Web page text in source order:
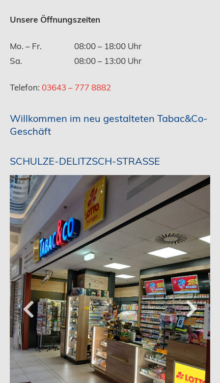
Unsere Öffnungszeiten
Mo. – Fr.
08:00 – 18:00 Uhr
Sa.
08:00 – 13:00 Uhr
Telefon: 03643 – 777 8882
Willkommen im neu gestalteten Tabac&Co-
Geschäft
SCHULZE-DELITZSCH-STRASSE